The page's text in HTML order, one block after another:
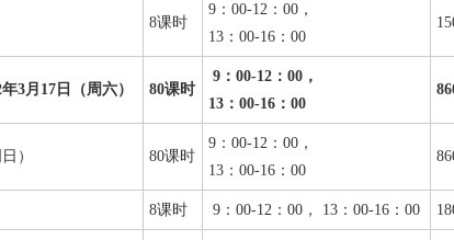
8课时
9：00-12：00，
13：00-16：00
3月17日（周六） 80课时
9：00-12：00，
13：00-16：00
） 80课时
9：00-12：00，
13：00-16：00
8课时 9：00-12：00， 13：00-16：00